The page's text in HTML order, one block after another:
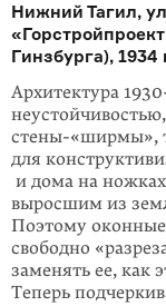
Нижний Тагил,
Гинзбурга), 1934
Архитектура
стены-«ширмы»,
для
и дома на ножках
выросшим из
Поэтому
свободно
заменять ее, как
Теперь